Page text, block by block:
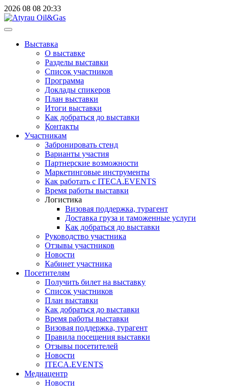
2026 08 08 20:33
Выставка
О выставке
Разделы выставки
Список участников
Программа
Доклады спикеров
План выставки
Итоги выставки
Как добраться до выставки
Контакты
Участникам
Забронировать стенд
Варианты участия
Партнерские возможности
Маркетинговые инструменты
Как работать с ITECA.EVENTS
Время работы выставки
Логистика
Визовая поддержка, турагент
Доставка груза и таможенные услуги
Как добраться до выставки
Руководство участника
Отзывы участников
Новости
Кабинет участника
Посетителям
Получить билет на выставку
Список участников
План выставки
Как добраться до выставки
Время работы выставки
Визовая поддержка, турагент
Правила посещения выставки
Отзывы посетителей
Новости
ITECA.EVENTS
Медиацентр
Новости